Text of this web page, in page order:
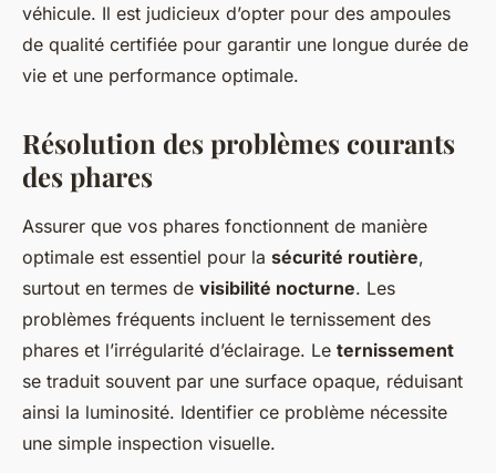
véhicule. Il est judicieux d’opter pour des ampoules
de qualité certifiée pour garantir une longue durée de
vie et une performance optimale.
Résolution des problèmes courants
des phares
Assurer que vos phares fonctionnent de manière
optimale est essentiel pour la sécurité routière,
surtout en termes de visibilité nocturne. Les
problèmes fréquents incluent le ternissement des
phares et l’irrégularité d’éclairage. Le ternissement
se traduit souvent par une surface opaque, réduisant
ainsi la luminosité. Identifier ce problème nécessite
une simple inspection visuelle.